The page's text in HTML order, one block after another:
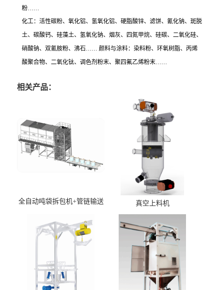
粉……
化工：活性碳粉、氧化铝、氢氧化铝、硬脂酸锌、滤饼、氰化钠、斑脱
土、碳酸钙、硅藻土、氢氧化钠、烟灰、四氮甲烷、硅碳、二氧化硅、
硝酸钠、双氰胺粉、沸石…… 颜料与涂料：染料粉、环氧树脂、丙烯
酸聚合物、二氧化钛、调色剂粉末、聚四氟乙烯粉末……
相关产品：
全自动吨袋拆包机+管链输送
真空上料机